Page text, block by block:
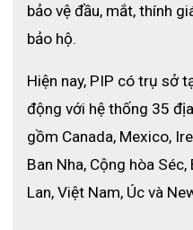
bảo vệ đầu, mắt, thính
bảo hộ.
Hiện nay, PIP có trụ sở
động với hệ thống 35
gồm Canada, Mexico,
Ban Nha, Cộng hòa Séc,
Lan, Việt Nam, Úc và